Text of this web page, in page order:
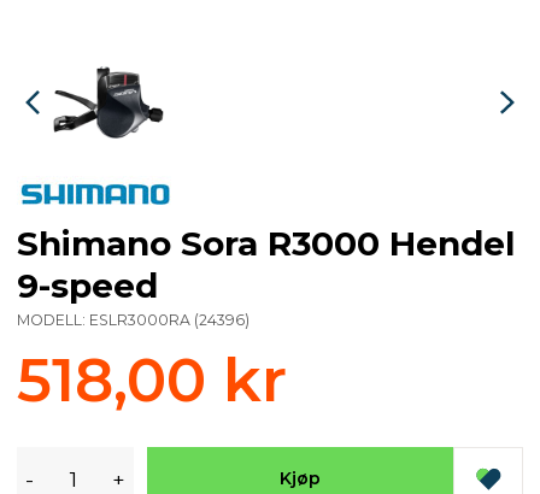
Shimano Sora R3000 Hendel
9-speed
MODELL: ESLR3000RA (24396)
518,00 kr
- + Kjøp